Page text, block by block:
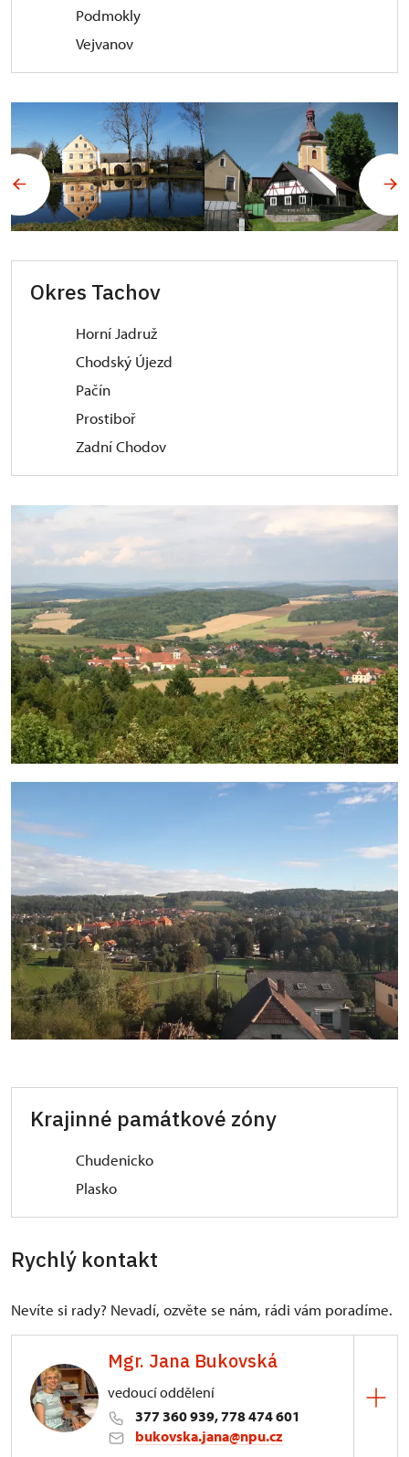
Podmokly
Vejvanov
Okres Tachov
Horní Jadruž
Chodský Újezd
Pačín
Prostiboř
Zadní Chodov
Krajinné památkové zóny
Chudenicko
Plasko
Rychlý kontakt
Nevíte si rady? Nevadí, ozvěte se nám, rádi vám poradíme.
Mgr. Jana Bukovská
vedoucí oddělení
377 360 939, 778 474 601
bukovska.jana@npu.cz